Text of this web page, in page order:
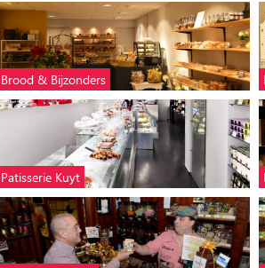
Brood & Bijzonders
Patisserie Kuyt